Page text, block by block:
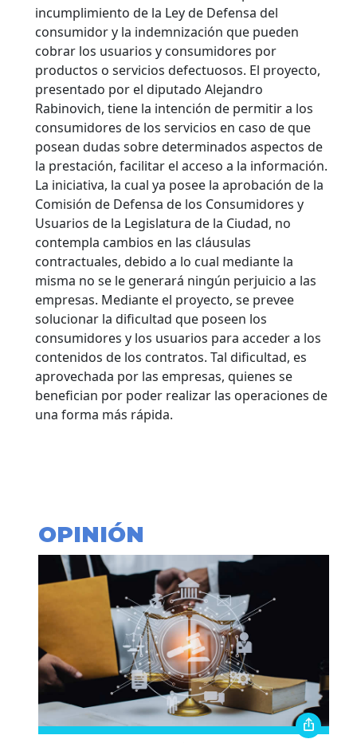
incumplimiento de la Ley de Defensa del
consumidor y la indemnización que pueden
cobrar los usuarios y consumidores por
productos o servicios defectuosos. El proyecto,
presentado por el diputado Alejandro
Rabinovich, tiene la intención de permitir a los
consumidores de los servicios en caso de que
posean dudas sobre determinados aspectos de
la prestación, facilitar el acceso a la información.
La iniciativa, la cual ya posee la aprobación de la
Comisión de Defensa de los Consumidores y
Usuarios de la Legislatura de la Ciudad, no
contempla cambios en las cláusulas
contractuales, debido a lo cual mediante la
misma no se le generará ningún perjuicio a las
empresas. Mediante el proyecto, se prevee
solucionar la dificultad que poseen los
consumidores y los usuarios para acceder a los
contenidos de los contratos. Tal dificultad, es
aprovechada por las empresas, quienes se
benefician por poder realizar las operaciones de
una forma más rápida.
OPINIÓN